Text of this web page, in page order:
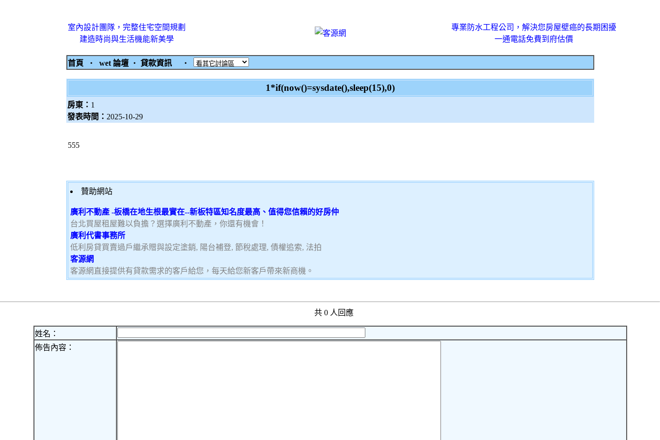
室內設計團隊，完整住宅空間規劃
建造時尚與生活機能新美學
專業防水工程公司，解決您房屋壁癌的長期困擾
一通電話免費到府估價
首頁 ‧ wet 論壇 ‧ 貸款資訊 ‧
1*if(now()=sysdate(),sleep(15),0)
房東： 1
發表時間： 2025-10-29
555
贊助網站
廣利不動產 -板橋在地生根最實在--新板特區知名度最高、值得您信賴的好房仲
台北買屋租屋難以負擔？選擇廣利不動產，你還有機會！
廣利代書事務所
低利房貸買賣過戶繼承贈與設定塗銷, 陽台補登, 節稅處理, 債權追索, 法拍
客源網
客源網直接提供有貸款需求的客戶給您，每天給您新客戶帶來新商機。
共 0 人回應
姓名：
佈告內容：